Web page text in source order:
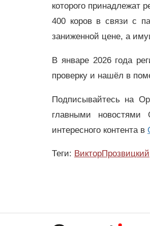
которого принадлежат
400 коров в связи с
заниженной цене, а
В январе 2026 года
проверку и нашёл в
Подписывайтесь на
главными
интересного контента в
Теги: ВикторПрозвицкий